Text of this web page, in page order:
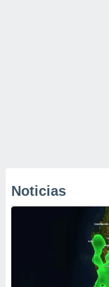
Noticias